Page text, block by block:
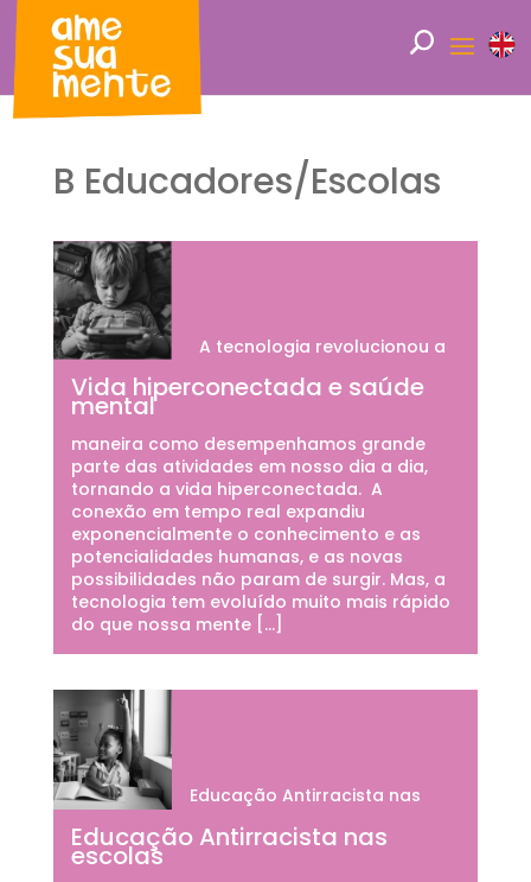
B Educadores/Escolas
Vida hiperconectada e saúde
mental
A tecnologia revolucionou a
maneira como desempenhamos grande
parte das atividades em nosso dia a dia,
tornando a vida hiperconectada. A
conexão em tempo real expandiu
exponencialmente o conhecimento e as
potencialidades humanas, e as novas
possibilidades não param de surgir. Mas, a
tecnologia tem evoluído muito mais rápido
do que nossa mente […]
Educação Antirracista nas
escolas
Educação Antirracista nas